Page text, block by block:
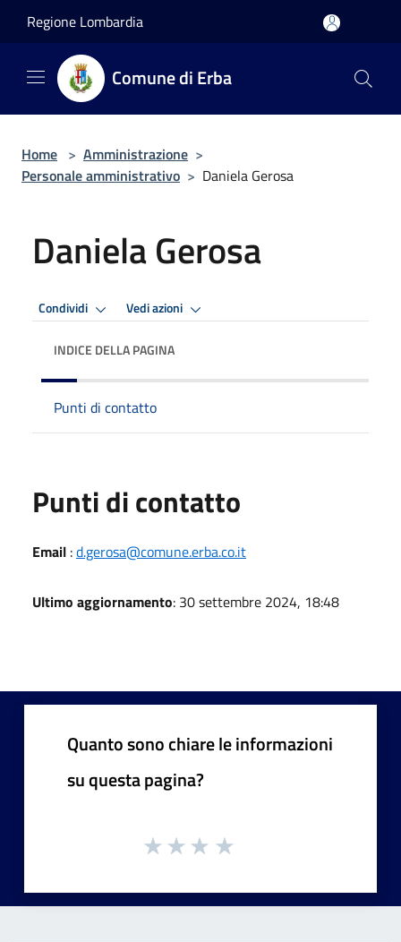
Regione Lombardia
Comune di Erba
Home > Amministrazione >
Personale amministrativo > Daniela Gerosa
Daniela Gerosa
Condividi Vedi azioni
INDICE DELLA PAGINA
Punti di contatto
Punti di contatto
Email :d.gerosa@comune.erba.co.it
Ultimo aggiornamento: 30 settembre 2024, 18:48
Quanto sono chiare le informazioni
su questa pagina?